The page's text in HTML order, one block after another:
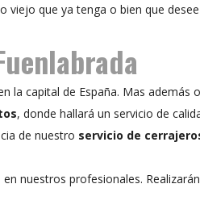
que ya tenga o bien que
la capital de España. Mas además
, donde hallará un servicio de
de nuestro servicio de
en nuestros profesionales.